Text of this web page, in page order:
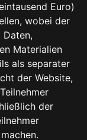
Euro)
wobei der
Daten,
Materialien
als separater
der Website,
der